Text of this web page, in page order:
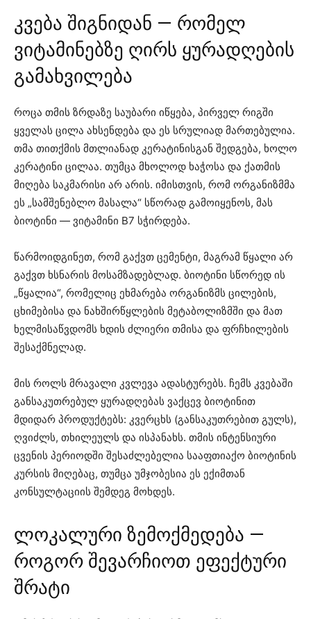
კვება შიგნიდან — რომელ
ვიტამინებზე ღირს ყურადღების
გამახვილება
როცა თმის ზრდაზე საუბარი იწყება, პირველ რიგში
ყველას ცილა ახსენდება და ეს სრულიად მართებულია.
თმა თითქმის მთლიანად კერატინისგან შედგება, ხოლო
კერატინი ცილაა. თუმცა მხოლოდ ხაჭოსა და ქათმის
მიღება საკმარისი არ არის. იმისთვის, რომ ორგანიზმმა
ეს „სამშენებლო მასალა“ სწორად გამოიყენოს, მას
ბიოტინი — ვიტამინი B7 სჭირდება.
წარმოიდგინეთ, რომ გაქვთ ცემენტი, მაგრამ წყალი არ
გაქვთ ხსნარის მოსამზადებლად. ბიოტინი სწორედ ის
„წყალია“, რომელიც ეხმარება ორგანიზმს ცილების,
ცხიმებისა და ნახშირწყლების მეტაბოლიზმში და მათ
ხელმისაწვდომს ხდის ძლიერი თმისა და ფრჩხილების
შესაქმნელად.
მის როლს მრავალი კვლევა ადასტურებს. ჩემს კვებაში
განსაკუთრებულ ყურადღებას ვაქცევ ბიოტინით
მდიდარ პროდუქტებს: კვერცხს (განსაკუთრებით გულს),
ღვიძლს, თხილეულს და ისპანახს. თმის ინტენსიური
ცვენის პერიოდში შესაძლებელია სააფთიაქო ბიოტინის
კურსის მიღებაც, თუმცა უმჯობესია ეს ექიმთან
კონსულტაციის შემდეგ მოხდეს.
ლოკალური ზემოქმედება —
როგორ შევარჩიოთ ეფექტური
შრატი